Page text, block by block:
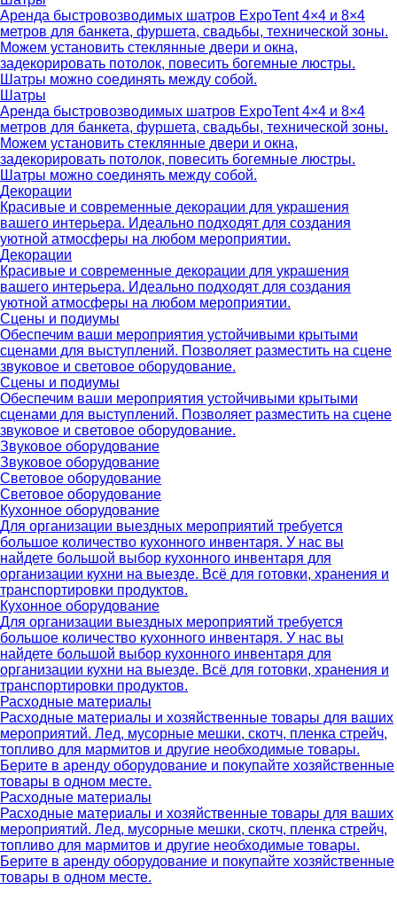
Аренда быстровозводимых шатров ExpoTent 4×4 и 8×4
метров для банкета, фуршета, свадьбы, технической зоны.
Можем установить стеклянные двери и окна,
задекорировать потолок, повесить богемные люстры.
Шатры можно соединять между собой.
Шатры
Аренда быстровозводимых шатров ExpoTent 4×4 и 8×4
метров для банкета, фуршета, свадьбы, технической зоны.
Можем установить стеклянные двери и окна,
задекорировать потолок, повесить богемные люстры.
Шатры можно соединять между собой.
Декорации
Красивые и современные декорации для украшения
вашего интерьера. Идеально подходят для создания
уютной атмосферы на любом мероприятии.
Декорации
Красивые и современные декорации для украшения
вашего интерьера. Идеально подходят для создания
уютной атмосферы на любом мероприятии.
Сцены и подиумы
Обеспечим ваши мероприятия устойчивыми крытыми
сценами для выступлений. Позволяет разместить на сцене
звуковое и световое оборудование.
Сцены и подиумы
Обеспечим ваши мероприятия устойчивыми крытыми
сценами для выступлений. Позволяет разместить на сцене
звуковое и световое оборудование.
Звуковое оборудование
Звуковое оборудование
Световое оборудование
Световое оборудование
Кухонное оборудование
Для организации выездных мероприятий требуется
большое количество кухонного инвентаря. У нас вы
найдете большой выбор кухонного инвентаря для
организации кухни на выезде. Всё для готовки, хранения и
транспортировки продуктов.
Кухонное оборудование
Для организации выездных мероприятий требуется
большое количество кухонного инвентаря. У нас вы
найдете большой выбор кухонного инвентаря для
организации кухни на выезде. Всё для готовки, хранения и
транспортировки продуктов.
Расходные материалы
Расходные материалы и хозяйственные товары для ваших
мероприятий. Лед, мусорные мешки, скотч, пленка стрейч,
топливо для мармитов и другие необходимые товары.
Берите в аренду оборудование и покупайте хозяйственные
товары в одном месте.
Расходные материалы
Расходные материалы и хозяйственные товары для ваших
мероприятий. Лед, мусорные мешки, скотч, пленка стрейч,
топливо для мармитов и другие необходимые товары.
Берите в аренду оборудование и покупайте хозяйственные
товары в одном месте.